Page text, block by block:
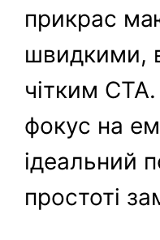
прикрас
швидкими,
чітким
фокус на
ідеальний
простоті